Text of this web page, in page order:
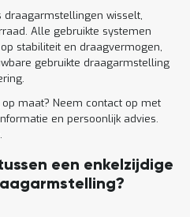
draagarmstellingen wisselt,
Alle gebruikte systemen
stabiliteit en draagvermogen,
gebruikte draagarmstelling
maat? Neem contact op met
en persoonlijk advies.
een enkelzijdige